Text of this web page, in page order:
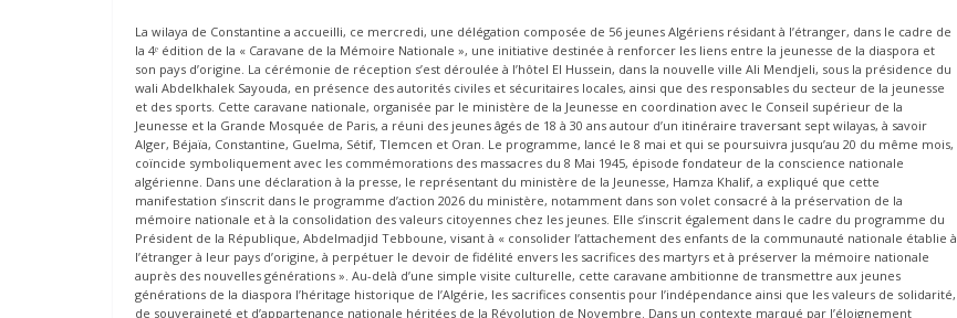
La wilaya de Constantine a accueilli, ce mercredi, une délégation composée de 56 jeunes Algériens résidant à l’étranger, dans le cadre de
la 4ᵉ édition de la « Caravane de la Mémoire Nationale », une initiative destinée à renforcer les liens entre la jeunesse de la diaspora et
son pays d’origine. La cérémonie de réception s’est déroulée à l’hôtel El Hussein, dans la nouvelle ville Ali Mendjeli, sous la présidence du
wali Abdelkhalek Sayouda, en présence des autorités civiles et sécuritaires locales, ainsi que des responsables du secteur de la jeunesse
et des sports. Cette caravane nationale, organisée par le ministère de la Jeunesse en coordination avec le Conseil supérieur de la
Jeunesse et la Grande Mosquée de Paris, a réuni des jeunes âgés de 18 à 30 ans autour d’un itinéraire traversant sept wilayas, à savoir
Alger, Béjaïa, Constantine, Guelma, Sétif, Tlemcen et Oran. Le programme, lancé le 8 mai et qui se poursuivra jusqu’au 20 du même mois,
coïncide symboliquement avec les commémorations des massacres du 8 Mai 1945, épisode fondateur de la conscience nationale
algérienne. Dans une déclaration à la presse, le représentant du ministère de la Jeunesse, Hamza Khalif, a expliqué que cette
manifestation s’inscrit dans le programme d’action 2026 du ministère, notamment dans son volet consacré à la préservation de la
mémoire nationale et à la consolidation des valeurs citoyennes chez les jeunes. Elle s’inscrit également dans le cadre du programme du
Président de la République, Abdelmadjid Tebboune, visant à « consolider l’attachement des enfants de la communauté nationale établie à
l’étranger à leur pays d’origine, à perpétuer le devoir de fidélité envers les sacrifices des martyrs et à préserver la mémoire nationale
auprès des nouvelles générations ». Au-delà d’une simple visite culturelle, cette caravane ambitionne de transmettre aux jeunes
générations de la diaspora l’héritage historique de l’Algérie, les sacrifices consentis pour l’indépendance ainsi que les valeurs de solidarité,
de souveraineté et d’appartenance nationale héritées de la Révolution de Novembre. Dans un contexte marqué par l’éloignement